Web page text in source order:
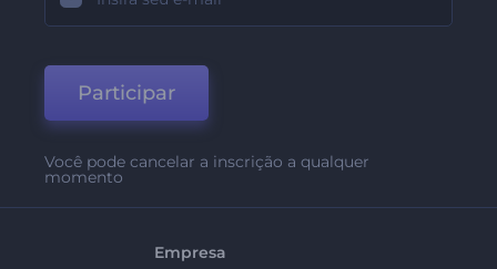
Participar
Você pode cancelar a inscrição a qualquer
momento
Empresa